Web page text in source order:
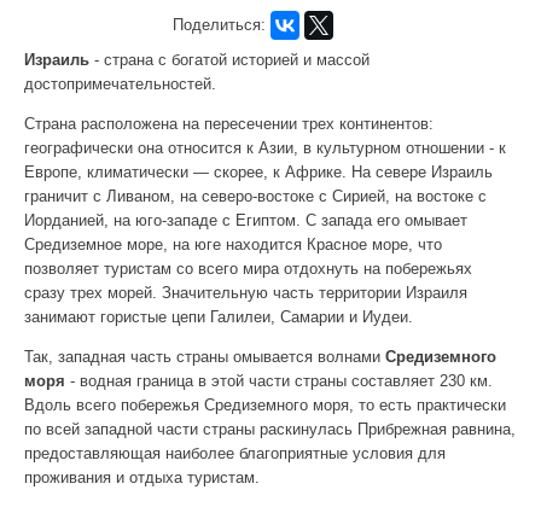
Поделиться:
Израиль - страна с богатой историей и массой
достопримечательностей.
Страна расположена на пересечении трех континентов:
географически она относится к Азии, в культурном отношении - к
Европе, климатически — скорее, к Африке. На севере Израиль
граничит с Ливаном, на северо-востоке с Сирией, на востоке с
Иорданией, на юго-западе с Египтом. С запада его омывает
Средиземное море, на юге находится Красное море, что
позволяет туристам со всего мира отдохнуть на побережьях
сразу трех морей. Значительную часть территории Израиля
занимают гористые цепи Галилеи, Самарии и Иудеи.
Так, западная часть страны омывается волнами Средиземного
моря - водная граница в этой части страны составляет 230 км.
Вдоль всего побережья Средиземного моря, то есть практически
по всей западной части страны раскинулась Прибрежная равнина,
предоставляющая наиболее благоприятные условия для
проживания и отдыха туристам.